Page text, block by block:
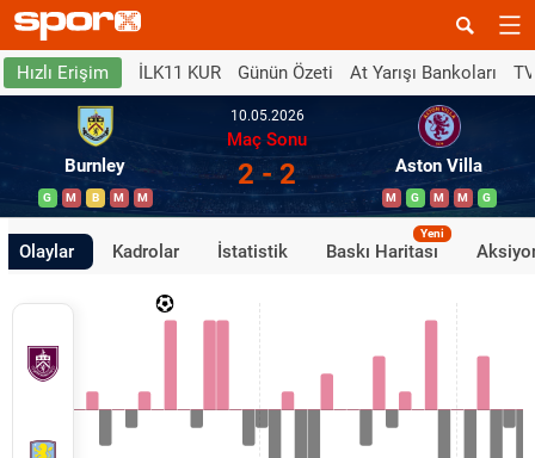
Hızlı Erişim İLK11 KUR Günün Özeti At Yarışı Bankoları
Burnley
G M B M M
10.05.2026
Maç Sonu
2 - 2 Aston Villa
M G M M G
Olaylar Kadrolar İstatistik Baskı Haritası
Yeni